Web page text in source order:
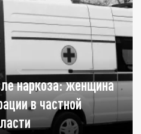
наркоза: женщина
в частной